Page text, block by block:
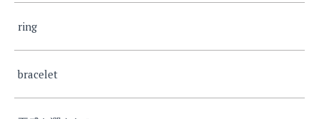
ring
bracelet